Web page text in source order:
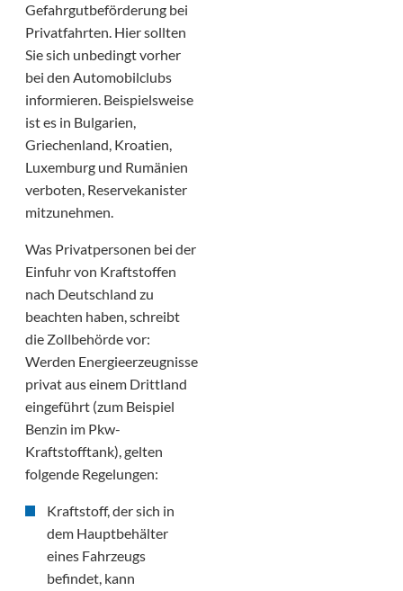
Gefahrgutbeförderung bei
Privatfahrten. Hier sollten
Sie sich unbedingt vorher
bei den Automobilclubs
informieren. Beispielsweise
ist es in Bulgarien,
Griechenland, Kroatien,
Luxemburg und Rumänien
verboten, Reservekanister
mitzunehmen.
Was Privatpersonen bei der
Einfuhr von Kraftstoffen
nach Deutschland zu
beachten haben, schreibt
die Zollbehörde vor:
Werden Energieerzeugnisse
privat aus einem Drittland
eingeführt (zum Beispiel
Benzin im Pkw-
Kraftstofftank), gelten
folgende Regelungen:
Kraftstoff, der sich in
dem Hauptbehälter
eines Fahrzeugs
befindet, kann